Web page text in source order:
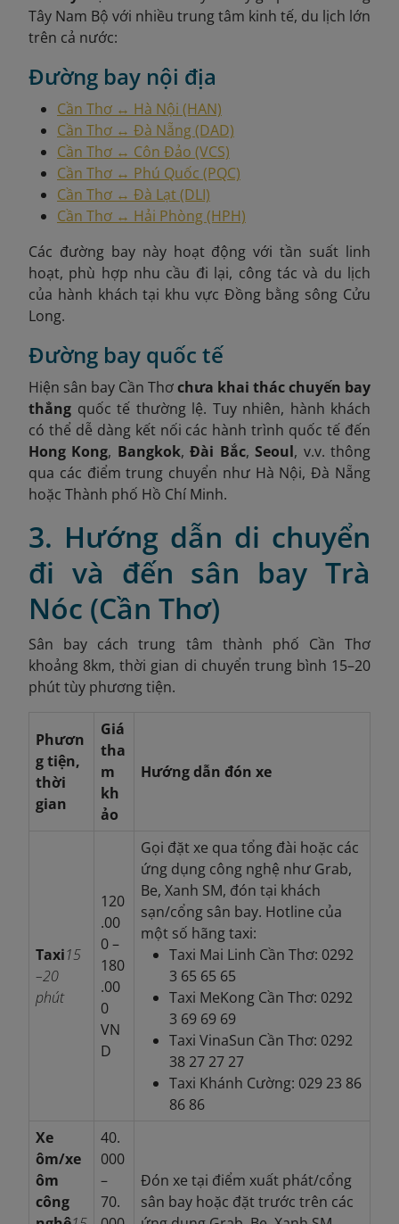
Tây Nam Bộ với nhiều trung tâm kinh tế, du lịch lớn
trên cả nước:
Đường bay nội địa
Cần Thơ ↔ Hà Nội (HAN)
Cần Thơ ↔ Đà Nẵng (DAD)
Cần Thơ ↔ Côn Đảo (VCS)
Cần Thơ ↔ Phú Quốc (PQC)
Cần Thơ ↔ Đà Lạt (DLI)
Cần Thơ ↔ Hải Phòng (HPH)
Các đường bay này hoạt động với tần suất linh
hoạt, phù hợp nhu cầu đi lại, công tác và du lịch
của hành khách tại khu vực Đồng bằng sông Cửu
Long.
Đường bay quốc tế
Hiện sân bay Cần Thơchưa khai thác chuyến bay
thẳng quốc tế thường lệ. Tuy nhiên, hành khách
có thể dễ dàng kết nối các hành trình quốc tế đến
Hong Kong, Bangkok,Đài Bắc,Seoul, v.v. thông
qua các điểm trung chuyển như Hà Nội, Đà Nẵng
hoặc Thành phố Hồ Chí Minh.
3. Hướng dẫn di chuyển
đi và đến sân bay Trà
Nóc (Cần Thơ)
Sân bay cách trung tâm thành phố Cần Thơ
khoảng 8km, thời gian di chuyển trung bình 15–20
phút tùy phương tiện.
Phươn
g tiện,
thời
gian
Giá
tha
m
kh
ảo
Hướng dẫn đón xe
Taxi15
–20
phút
120
.00
0 –
180
.00
0
VN
D
Gọi đặt xe qua tổng đài hoặc các
ứng dụng công nghệ như Grab,
Be, Xanh SM, đón tại khách
sạn/cổng sân bay. Hotline của
một số hãng taxi:
Taxi Mai Linh Cần Thơ: 0292
3 65 65 65
Taxi MeKong Cần Thơ: 0292
3 69 69 69
Taxi VinaSun Cần Thơ: 0292
38 27 27 27
Taxi Khánh Cường: 029 23 86
86 86
Xe
ôm/xe
ôm
công
40.
000
–
70.
Đón xe tại điểm xuất phát/cổng
sân bay hoặc đặt trước trên các